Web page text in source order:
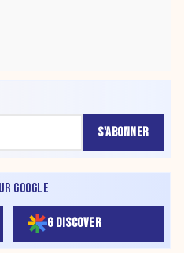
S'ABONNER
GOOGLE
G DISCOVER